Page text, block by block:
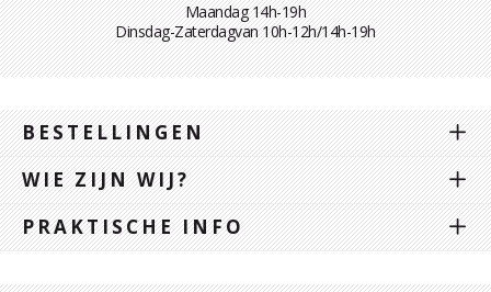
Maandag 14h-19h
Dinsdag-Zaterdagvan 10h-12h/14h-19h
BESTELLINGEN
WIE ZIJN WIJ?
PRAKTISCHE INFO